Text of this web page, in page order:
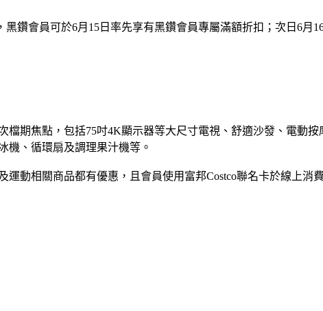
鑽會員可於6月15日率先享有黑鑽會員專屬滿額折扣；次日6
期焦點，包括75吋4K顯示器等大尺寸電視、舒適沙發、電動
機、循環扇及調理果汁機等。
動相關商品都有優惠，且會員使用富邦Costco聯名卡於線上消